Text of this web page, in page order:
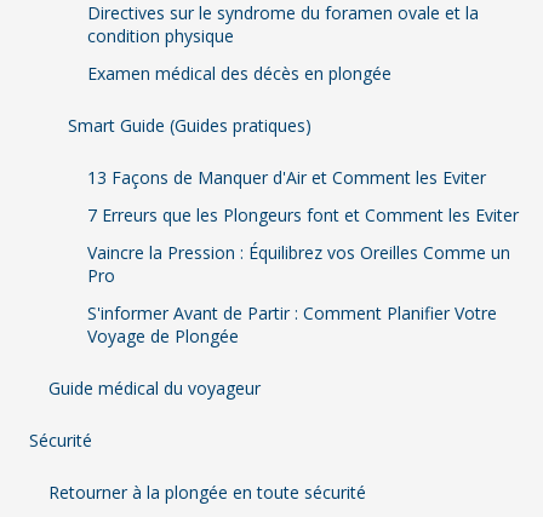
Directives sur le syndrome du foramen ovale et la
condition physique
Examen médical des décès en plongée
Smart Guide (Guides pratiques)
13 Façons de Manquer d'Air et Comment les Eviter
7 Erreurs que les Plongeurs font et Comment les Eviter
Vaincre la Pression : Équilibrez vos Oreilles Comme un
Pro
S'informer Avant de Partir : Comment Planifier Votre
Voyage de Plongée
Guide médical du voyageur
Sécurité
Retourner à la plongée en toute sécurité